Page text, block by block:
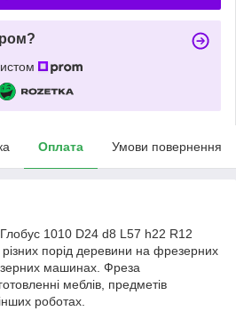
Оплата Умови повернення
1010 D24 d8 L57 h22 R12
порід деревини на фрезерних
машинах. Фреза
меблів, предметів
роботах.